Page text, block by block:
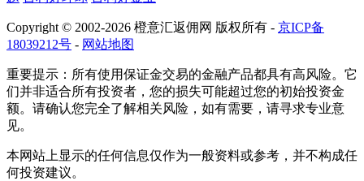
Copyright © 2002-2026 橙意汇返佣网 版权所有 - 京ICP备
18039212号 - 网站地图
重要提示：所有使用保证金交易的金融产品都具有高风险。它
们并非适合所有投资者，您的损失可能超过您的初始投资金
额。请确认您完全了解相关风险，如有需要，请寻求专业意
见。
本网站上显示的任何信息仅作为一般资料或参考，并不构成任
何投资建议。